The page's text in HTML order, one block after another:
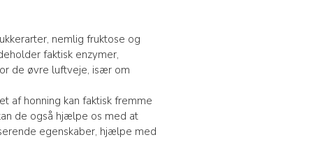
nemlig fruktose og
faktisk enzymer,
de øvre luftveje, især om
af honning kan faktisk fremme
de også hjælpe os med at
egenskaber, hjælpe med